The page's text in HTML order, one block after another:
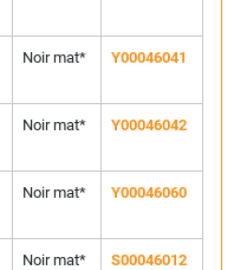
Noir mat* Y00046041
Noir mat* Y00046042
Noir mat* Y00046060
Noir mat* S00046012